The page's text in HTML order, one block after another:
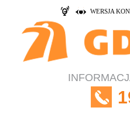
WERSJA